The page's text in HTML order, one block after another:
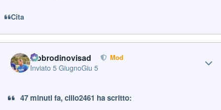
Cita
labbrodinovisad Mod
Inviato5 GiugnoGiu 5
47 minuti fa, cillo2461 ha scritto: